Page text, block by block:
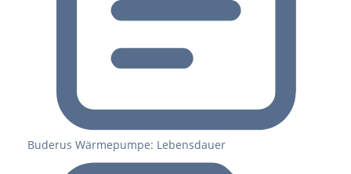
Buderus Wärmepumpe: Lebensdauer